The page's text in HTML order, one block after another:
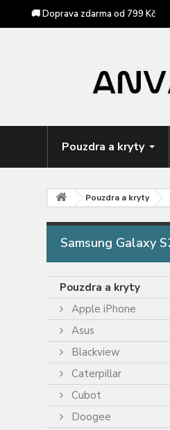
🚚 Doprava zdarma od 799 Kč
Pouzdra a kryty
Pouzdra a kryty
Samsung Galaxy
Pouzdra a kryty
Apple iPhone
Asus
Blackview
Caterpillar
Cubot
Doogee